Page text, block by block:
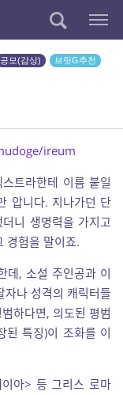
공모(감상)
브릿G추천
ireum
트라한테 이름 붙일
압니다. 지나가던 단
니 생명력을 가지고
경험을 말이죠.
데, 소설 주인공과 이
나 성격의 캐릭터들
하다면, 의도된 평범
된 특징)이 조화를 이
아> 등 그리스 로마